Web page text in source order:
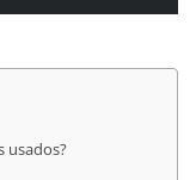
usados?